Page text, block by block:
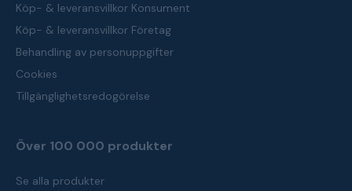
Köp- & leveransvillkor Konsument
Köp- & leveransvillkor Företag
Behandling av personuppgifter
Cookies
Tillgänglighetsredogörelse
Över 100 000 produkter
Se alla produkter